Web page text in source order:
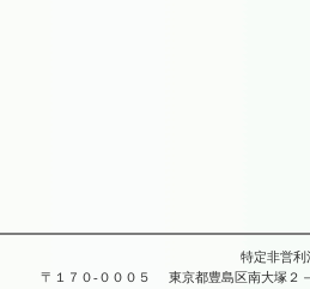
特定非営利
〒１７０-０００５
東京都豊島区南大塚２